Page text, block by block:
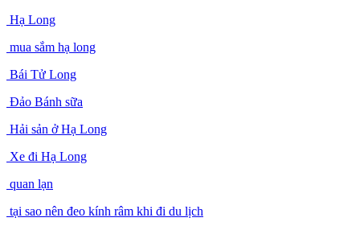
Hạ Long
mua sắm hạ long
Bái Tử Long
Đảo Bánh sữa
Hải sản ở Hạ Long
Xe đi Hạ Long
quan lạn
tại sao nên đeo kính râm khi đi du lịch